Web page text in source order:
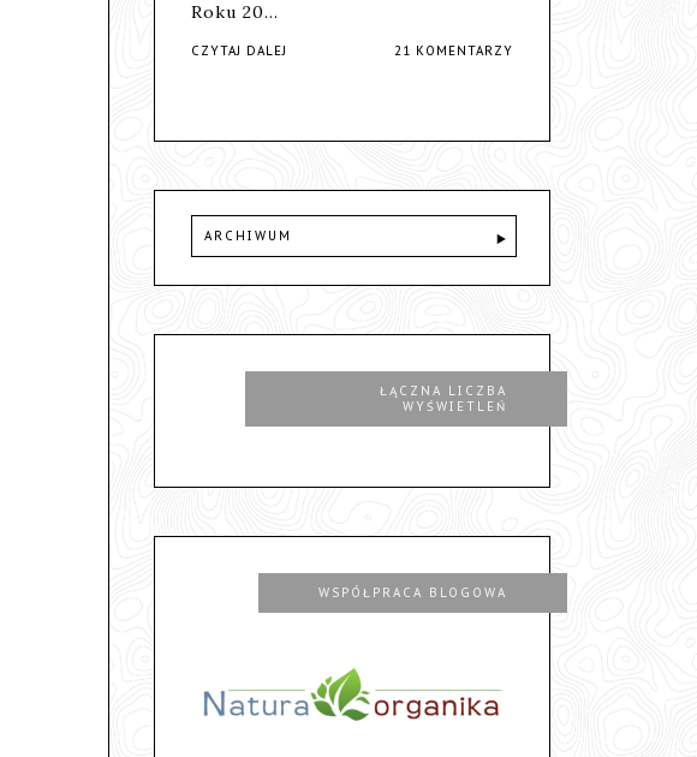
Roku 20…
CZYTAJ DALEJ 21 KOMENTARZY
ARCHIWUM
ŁĄCZNA LICZBA
WYŚWIETLEŃ
WSPÓŁPRACA BLOGOWA